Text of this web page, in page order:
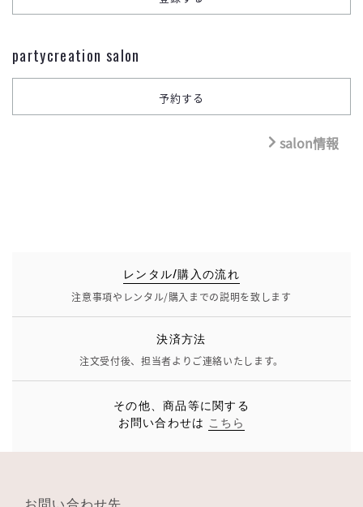
partycreation salon
salon情報
レンタル/購入の流れ
注意事項やレンタル/購入までの説明を致します
決済方法
注文受付後、担当者よりご連絡いたします。
その他、商品等に関する
お問い合わせは こちら